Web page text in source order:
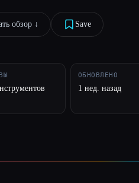
обзор ↓︎ Save
ОБНОВЛЕНО
1 нед. назад